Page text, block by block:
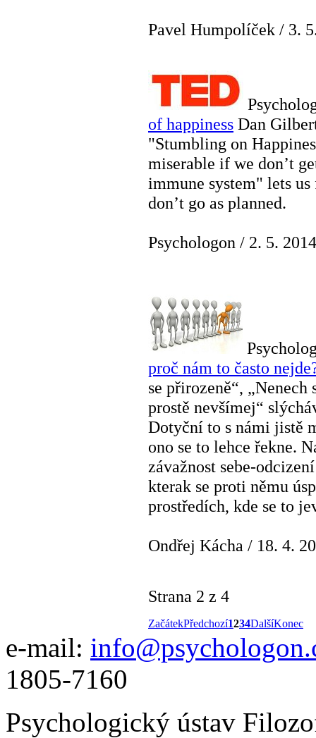
Pavel Humpolíček / 3.
of happiness Dan
"Stumbling on
miserable if we don’t
immune system" lets
don’t go as planned.
Psychologon / 2. 5. 2014
proč nám to často
se přirozeně“,
prostě nevšímej“
Dotyční to s námi jistě
ono se to lehce řekne.
závažnost sebe-
kterak se proti němu
prostředích, kde se to
Ondřej Kácha / 18. 4.
Strana 2 z 4
ZačátekPředchozí1234DalšíKonec
e-mail:
1805-7160
Psychologický ústav